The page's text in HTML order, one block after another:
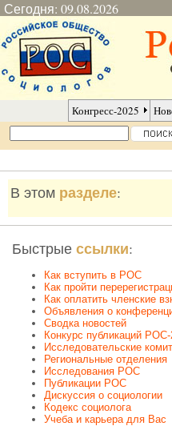
Сегодня: 09.08.2026
Конгресс-2025
В этом разделе:
Быстрые ссылки:
Как вступить в РОС
Как пройти
Как оплатить членские
Объявления о
Сводка новостей
Конкурс публикаций РОС-
Исследовательские
Региональные отделения
Исследования РОС
Публикации РОС
Дискуссия о социологии
Кодекс социолога
Учеба и карьера для Вас